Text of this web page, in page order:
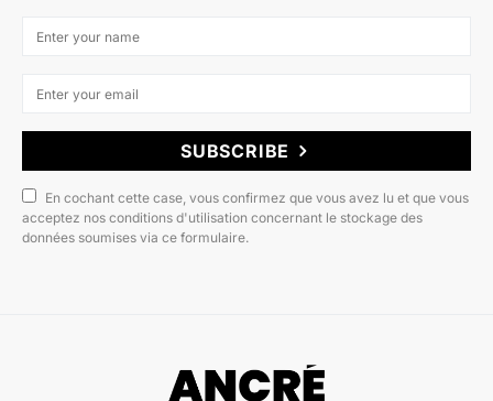
SUBSCRIBE
En cochant cette case, vous confirmez que vous avez lu et que vous
acceptez nos conditions d'utilisation concernant le stockage des
données soumises via ce formulaire.